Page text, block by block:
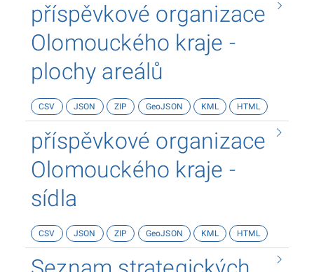
příspěvkové organizace
Olomouckého kraje -
plochy areálů
CSV JSON ZIP GeoJSON KML HTML
příspěvkové organizace
Olomouckého kraje -
sídla
CSV JSON ZIP GeoJSON KML HTML